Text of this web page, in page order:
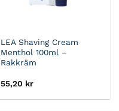
LEA Shaving Cream
Menthol 100ml –
Rakkräm
55,20 kr